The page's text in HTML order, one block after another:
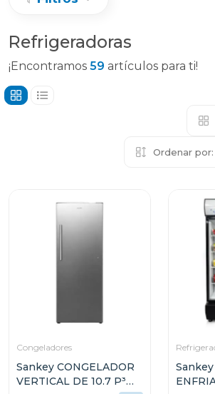
Refrigeradoras
¡Encontramos 59 artículos para ti!
Ordenar por:
Congeladores
Sankey CONGELADOR
VERTICAL DE 10.7 P³